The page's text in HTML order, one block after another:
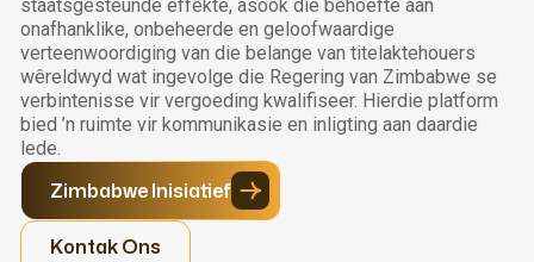
staatsgesteunde effekte, asook die behoefte aan
onafhanklike, onbeheerde en geloofwaardige
verteenwoordiging van die belange van titelaktehouers
wêreldwyd wat ingevolge die Regering van Zimbabwe se
verbintenisse vir vergoeding kwalifiseer. Hierdie platform
bied ’n ruimte vir kommunikasie en inligting aan daardie
lede.
Zimbabwe Inisiatief
Kontak Ons